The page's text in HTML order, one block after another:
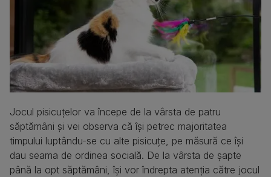
Jocul pisicuțelor va începe de la vârsta de patru
săptămâni și vei observa că își petrec majoritatea
timpului luptându-se cu alte pisicuțe, pe măsură ce își
dau seama de ordinea socială. De la vârsta de șapte
până la opt săptămâni, își vor îndrepta atenția către jocul